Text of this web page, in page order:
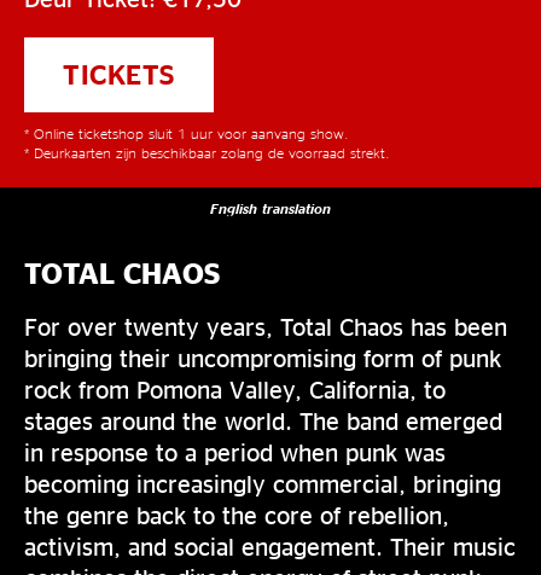
TICKETS
* Online ticketshop sluit 1 uur voor aanvang show.
* Deurkaarten zijn beschikbaar zolang de voorraad strekt.
English translation
TOTAL CHAOS
For over twenty years, Total Chaos has been
bringing their uncompromising form of punk
rock from Pomona Valley, California, to
stages around the world. The band emerged
in response to a period when punk was
becoming increasingly commercial, bringing
the genre back to the core of rebellion,
activism, and social engagement. Their music